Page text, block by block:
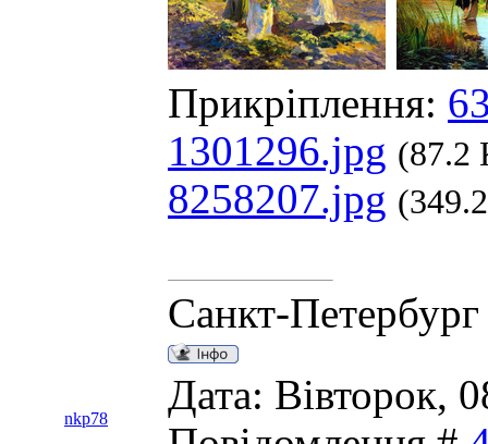
Прикріплення:
1301296.jpg (87.2
8258207.jpg
Санкт-Петербург
nkp78
Дата: Вівторок,